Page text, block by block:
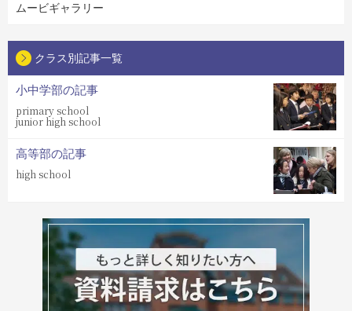
ムービギャラリー
クラス別記事一覧
小中学部の記事
primary school
junior high school
高等部の記事
high school